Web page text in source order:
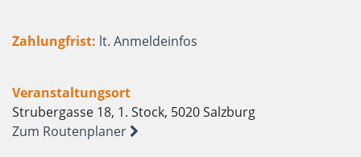
Zahlungfrist: lt. Anmeldeinfos
Veranstaltungsort
Strubergasse 18, 1. Stock, 5020 Salzburg
Zum Routenplaner